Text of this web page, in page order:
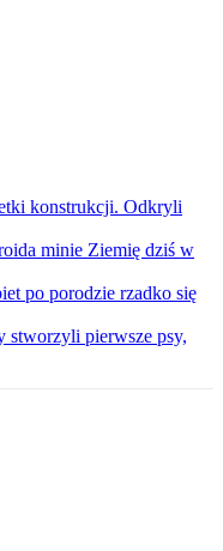
konstrukcji. Odkryli
minie Ziemię dziś w
po porodzie rzadko się
stworzyli pierwsze psy,